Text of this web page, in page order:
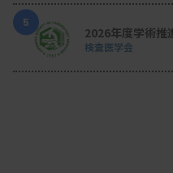
5
2026年度学術推
検査医学会